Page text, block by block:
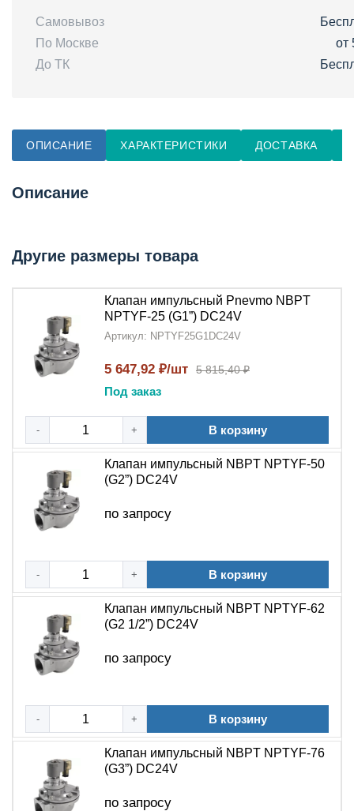
Самовывоз
По Москве
от
До ТК
ОПИСАНИЕ ХАРАКТЕРИСТИКИ ДОСТАВКА
Описание
Другие размеры товара
Клапан импульсный Pnevmo NBPT
NPTYF-25 (G1”) DC24V
Артикул: NPTYF25G1DC24V
5 647,92 ₽/шт 5 815,40 ₽
Под заказ
- + В корзину
Клапан импульсный NBPT NPTYF-50
(G2”) DC24V
по запросу
- + В корзину
Клапан импульсный NBPT NPTYF-62
(G2 1/2”) DC24V
по запросу
- + В корзину
Клапан импульсный NBPT NPTYF-76
(G3”) DC24V
по запросу